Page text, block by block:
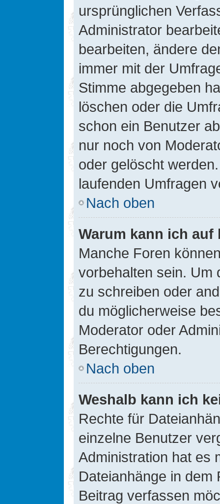
ursprünglichen
Administrator
bearbeiten, ändere
immer mit der
Stimme abgegeben
löschen oder die
schon ein Benutzer
nur noch von
oder gelöscht
laufenden Umfragen
Nach oben
Warum kann ich
Manche Foren
vorbehalten sein. Um
zu schreiben oder
du möglicherweise
Moderator oder
Berechtigungen.
Nach oben
Weshalb kann ich
Rechte für
einzelne Benutzer
Administration hat es
Dateianhänge in dem
Beitrag verfassen